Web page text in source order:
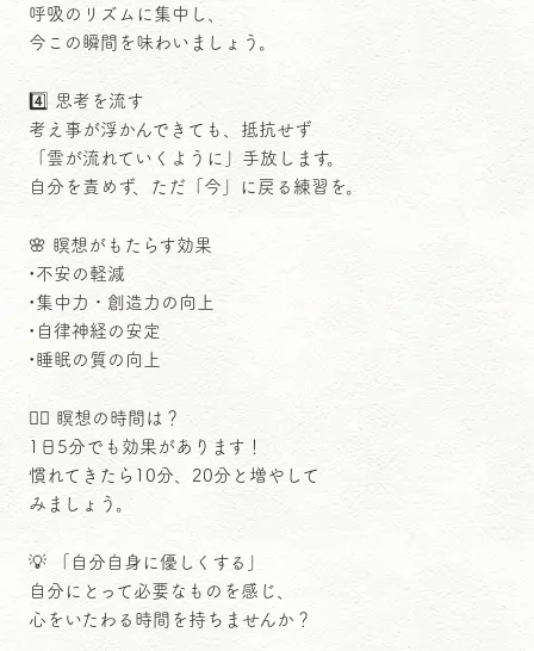
呼吸のリズムに集中し、
今この瞬間を味わいましょう。
4️⃣ 思考を流す
考え事が浮かんできても、抵抗せず
「雲が流れていくように」手放します。
自分を責めず、ただ「今」に戻る練習を。
🌸 瞑想がもたらす効果
•不安の軽減
•集中力・創造力の向上
•自律神経の安定
•睡眠の質の向上
🧘‍♀️ 瞑想の時間は？
1日5分でも効果があります！
慣れてきたら10分、20分と増やして
みましょう。
💡 「自分自身に優しくする」
自分にとって必要なものを感じ、
心をいたわる時間を持ちませんか？